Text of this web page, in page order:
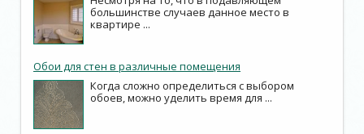
большинстве случаев данное место в
квартире ...
Обои для стен в различные помещения
Когда сложно определиться с выбором
обоев, можно уделить время для ...